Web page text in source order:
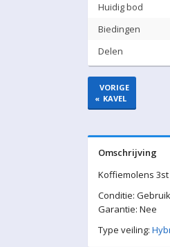
Huidig bod
Biedingen
Delen
«
VORIGE
KAVEL
Omschrijving
Koffiemolens 3st
Conditie:
Garantie: Nee
Type veiling: